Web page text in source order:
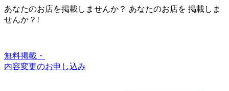
あなたのお店を掲載しませんか？ あなたのお店を 掲載しま
せんか？!
無料掲載・
内容変更のお申し込み